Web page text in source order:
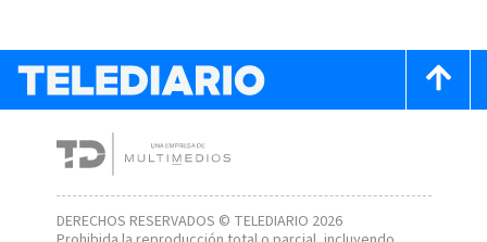
DERECHOS RESERVADOS © TELEDIARIO 2026